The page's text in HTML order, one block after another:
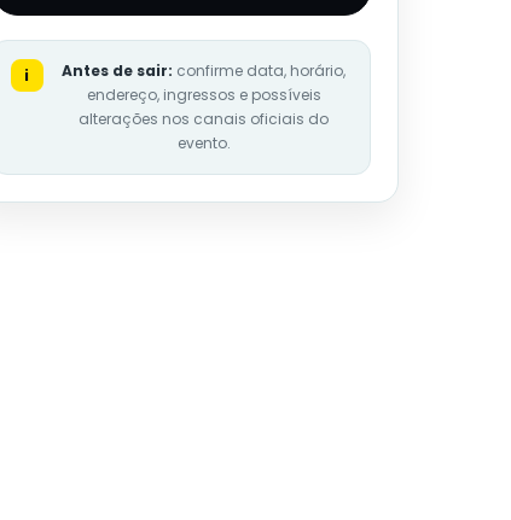
i Antes de sair: confirme data, horário,
endereço, ingressos e possíveis
alterações nos canais oficiais do
evento.